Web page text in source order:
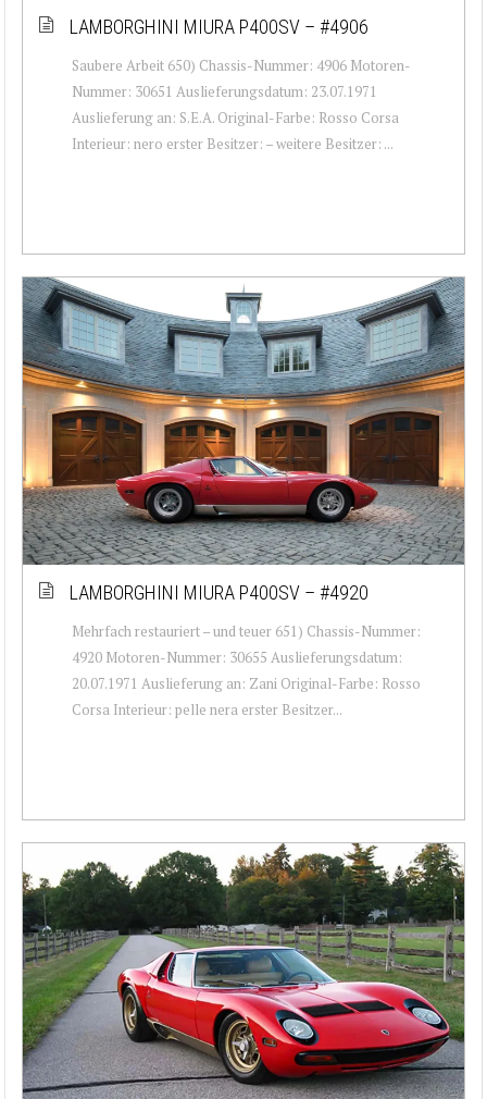
LAMBORGHINI MIURA P400SV – #4906
Saubere Arbeit 650) Chassis-Nummer: 4906 Motoren-
Nummer: 30651 Auslieferungsdatum: 23.07.1971
Auslieferung an: S.E.A. Original-Farbe: Rosso Corsa
Interieur: nero erster Besitzer: – weitere Besitzer: ...
LAMBORGHINI MIURA P400SV – #4920
Mehrfach restauriert – und teuer 651) Chassis-Nummer:
4920 Motoren-Nummer: 30655 Auslieferungsdatum:
20.07.1971 Auslieferung an: Zani Original-Farbe: Rosso
Corsa Interieur: pelle nera erster Besitzer...